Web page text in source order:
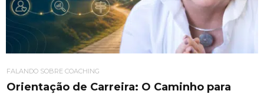
FALANDO SOBRE COACHING
Orientação de Carreira: O Caminho para